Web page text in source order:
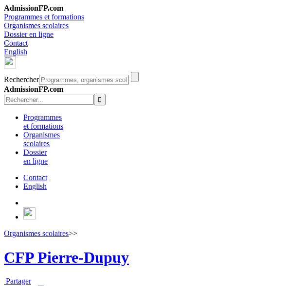
AdmissionFP.com
Programmes et formations
Organismes scolaires
Dossier en ligne
Contact
English
Rechercher
AdmissionFP.com
Programmes
et formations
Organismes
scolaires
Dossier
en ligne
Contact
English
Organismes scolaires>>
CFP Pierre-Dupuy
Partager